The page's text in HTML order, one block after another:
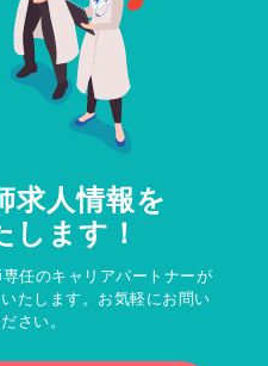
求人情報を
します！
任のキャリアパートナーが
たします。お気軽にお問い
さい。